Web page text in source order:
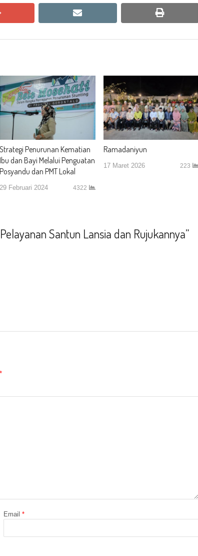
google+ email print
Strategi Penurunan Kematian
Ibu dan Bayi Melalui Penguatan
Posyandu dan PMT Lokal
29 Februari 2024 4322
Ramadaniyun
17 Maret 2026 223
Santun Lansia dan Rujukannya”
*
Email*